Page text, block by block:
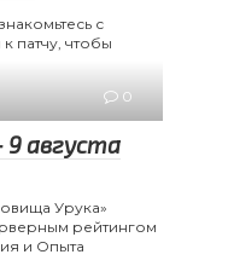
с
патчу, чтобы
0
9 августа
Урука»
рейтингом
и Опыта